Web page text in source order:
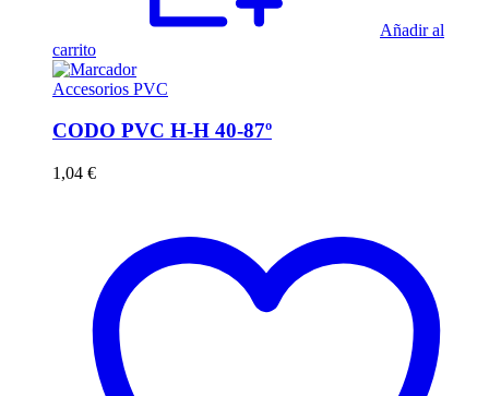
Añadir al
carrito
Accesorios PVC
CODO PVC H-H 40-87º
1,04 €